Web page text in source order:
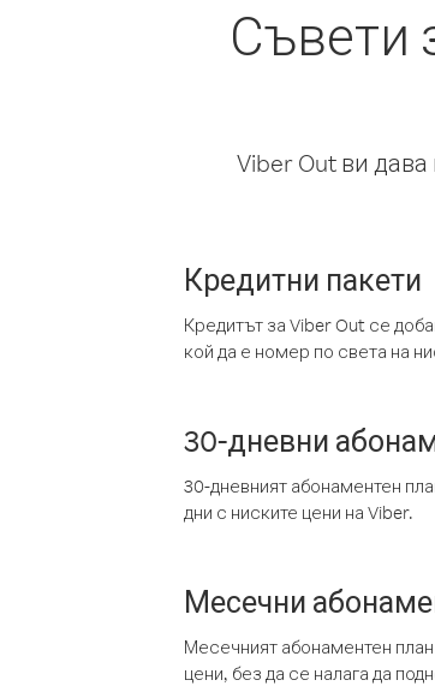
Съвети
Viber Out ви
Кредитни пакети
Кредитът за Viber Out се
кой да е номер по света на
30-дневни
30-дневният абонаментен
дни с ниските цени на Viber.
Месечни
Месечният абонаментен
цени, без да се налага да